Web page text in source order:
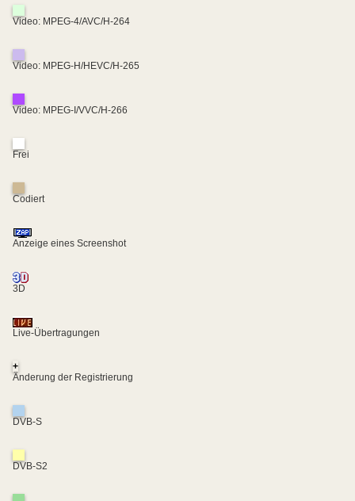
Video: MPEG-4/AVC/H-264
Video: MPEG-H/HEVC/H-265
Video: MPEG-I/VVC/H-266
Frei
Codiert
Anzeige eines Screenshot
3D
Live-Übertragungen
+
Änderung der Registrierung
DVB-S
DVB-S2